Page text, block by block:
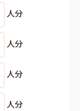
人分
人分
人分
人分